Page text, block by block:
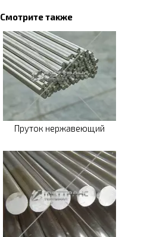
Смотрите также
Пруток нержавеющий